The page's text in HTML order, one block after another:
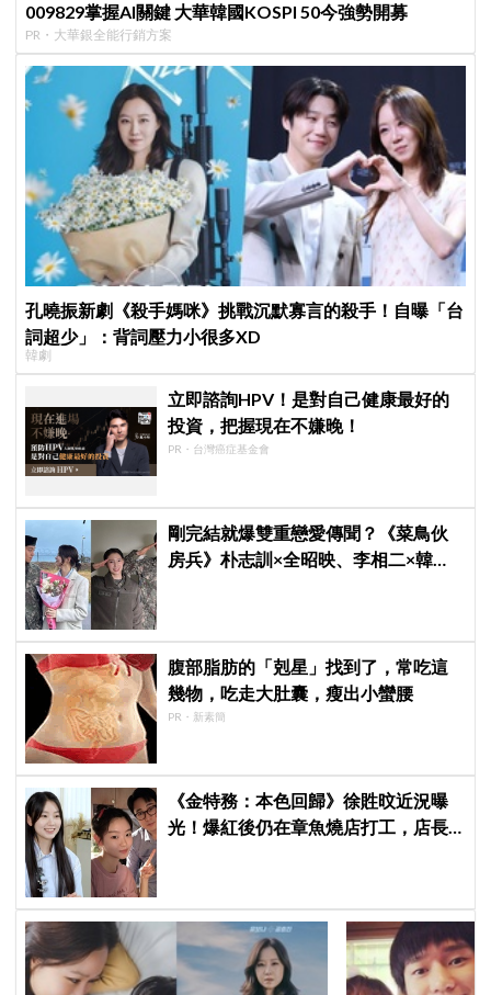
009829掌握AI關鍵 大華韓國KOSPI 50今強勢開募
PR・大華銀全能行銷方案
孔曉振新劇《殺手媽咪》挑戰沉默寡言的殺手！自曝「台
詞超少」：背詞壓力小很多XD
韓劇
立即諮詢HPV！是對自己健康最好的
投資，把握現在不嫌晚！
PR・台灣癌症基金會
剛完結就爆雙重戀愛傳聞？《菜鳥伙
房兵》朴志訓×全昭映、李相二×韓東
腹部脂肪的「剋星」找到了，常吃這
幾物，吃走大肚囊，瘦出小蠻腰
PR・新素簡
《金特務：本色回歸》徐貹旼近況曝
光！爆紅後仍在章魚燒店打工，店長